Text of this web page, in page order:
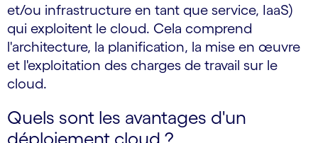
et/ou infrastructure en tant que service, IaaS)
qui exploitent le cloud. Cela comprend
l'architecture, la planification, la mise en œuvre
et l'exploitation des charges de travail sur le
cloud.
Quels sont les avantages d'un
déploiement cloud ?